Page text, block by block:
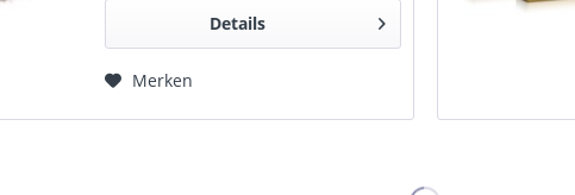
Details
Merken